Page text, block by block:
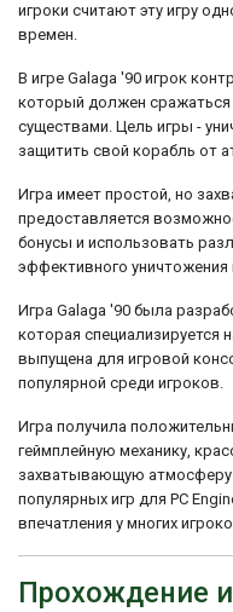
игроки считают эту игру
времен.
В игре Galaga '90 игрок
который должен
существами. Цель игры -
защитить свой корабль от
Игра имеет простой, но
предоставляется
бонусы и использовать
эффективного уничтожения
Игра Galaga '90 была
которая специализируется
выпущена для игровой
популярной среди игроков.
Игра получила
геймплейную механику,
захватывающую
популярных игр для PC
впечатления у многих
Прохождение